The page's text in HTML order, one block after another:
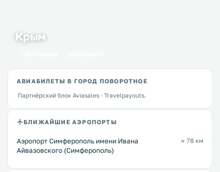
Крым
АВИАБИЛЕТЫ В ГОРОД ПОВОРОТНОЕ
Партнёрский блок Aviasales · Travelpayouts.
БЛИЖАЙШИЕ АЭРОПОРТЫ
Аэропорт Симферополь имени Ивана
Айвазовского (Симферополь)
≈ 78 км